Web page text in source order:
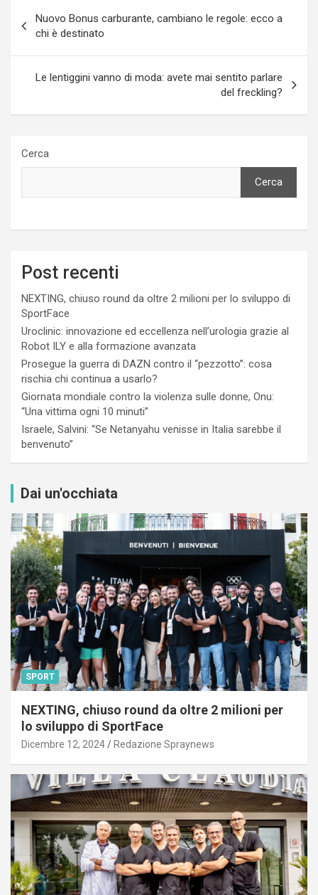
articoli
Nuovo Bonus carburante, cambiano le regole: ecco a
chi è destinato
Le lentiggini vanno di moda: avete mai sentito parlare
del freckling?
Cerca
Cerca
Post recenti
NEXTING, chiuso round da oltre 2 milioni per lo sviluppo di
SportFace
Uroclinic: innovazione ed eccellenza nell’urologia grazie al
Robot ILY e alla formazione avanzata
Prosegue la guerra di DAZN contro il “pezzotto”: cosa
rischia chi continua a usarlo?
Giornata mondiale contro la violenza sulle donne, Onu:
“Una vittima ogni 10 minuti”
Israele, Salvini: “Se Netanyahu venisse in Italia sarebbe il
benvenuto”
Dai un'occhiata
SPORT
NEXTING, chiuso round da oltre 2 milioni per
lo sviluppo di SportFace
Dicembre 12, 2024 Redazione Spraynews